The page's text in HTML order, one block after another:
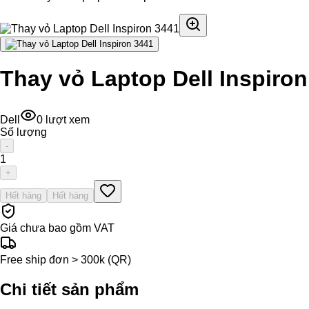
Thay vỏ Laptop Dell
Dell 0 lượt xem
Số lượng
-
1
+
Hết hàng Hết hàng
Giá chưa bao gồm VAT
Free ship đơn > 300k (QR)
Chi tiết sản phẩm